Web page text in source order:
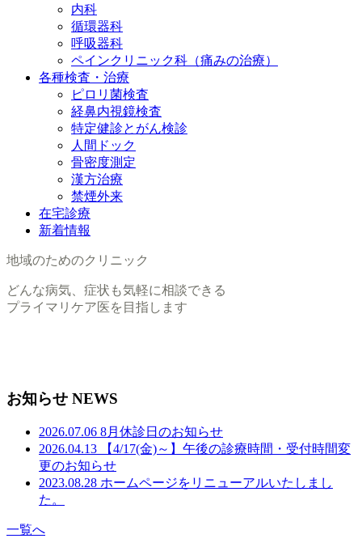
内科
循環器科
呼吸器科
ペインクリニック科（痛みの治療）
各種検査・治療
ピロリ菌検査
経鼻内視鏡検査
特定健診とがん検診
人間ドック
骨密度測定
漢方治療
禁煙外来
在宅診療
新着情報
地域のためのクリニック
どんな病気、症状も気軽に相談できる
プライマリケア医を目指します
お知らせ NEWS
2026.07.06 8月休診日のお知らせ
2026.04.13
【4/17(金)～】午後の診療時間・受付時間変
更のお知らせ
2023.08.28 ホームページをリニューアルいたしまし
た。
一覧へ